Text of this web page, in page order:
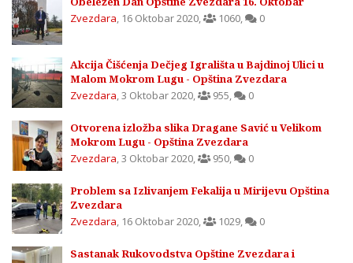
Zvezdara, 16 Oktobar 2020, 1060, 0
Akcija Čišćenja Dečjeg Igrališta u Bajdinoj Ulici u
Malom Mokrom Lugu - Opština Zvezdara
Zvezdara,3 Oktobar 2020, 955, 0
Otvorena izložba slika Dragane Savić u Velikom
Mokrom Lugu - Opština Zvezdara
Zvezdara,3 Oktobar 2020, 950, 0
Problem sa Izlivanjem Fekalija u Mirijevu Opština
Zvezdara
Zvezdara, 16 Oktobar 2020, 1029, 0
Sastanak Rukovodstva Opštine Zvezdara i